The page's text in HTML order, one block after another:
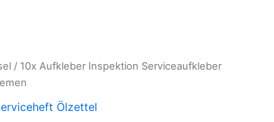
/ 10x Aufkleber Inspektion Serviceaufkleber
Ölzettel